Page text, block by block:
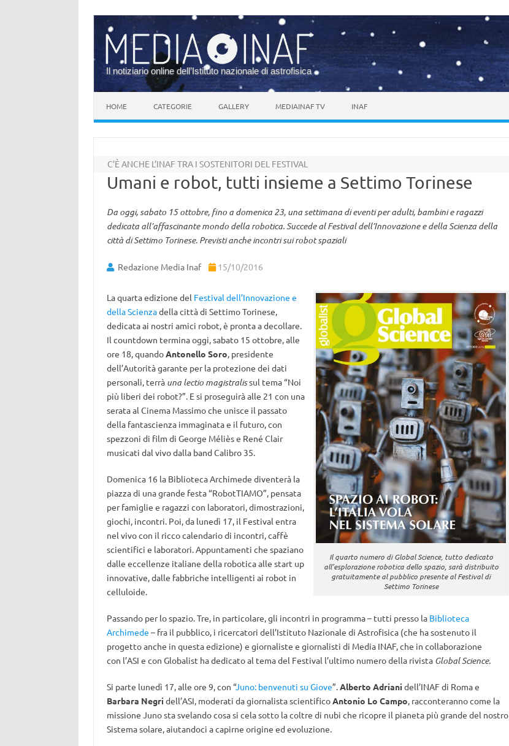
Il notiziario online dell’Istituto nazionale di astrofisica
HOME CATEGORIE GALLERY MEDIAINAF TV INAF
C’È ANCHE L’INAF TRA I SOSTENITORI DEL FESTIVAL
Umani e robot, tutti insieme a Settimo Torinese
Da oggi, sabato 15 ottobre, fino a domenica 23, una settimana di eventi per adulti, bambini e ragazzi
dedicata all’affascinante mondo della robotica. Succede al Festival dell’Innovazione e della Scienza della
città di Settimo Torinese. Previsti anche incontri sui robot spaziali
Redazione Media Inaf 15/10/2016
Il quarto numero di Global Science, tutto dedicato
all’esplorazione robotica dello spazio, sarà distribuito
gratuitamente al pubblico presente al Festival di
Settimo Torinese
La quarta edizione del Festival dell’Innovazione e
della Scienzadella città di Settimo Torinese,
dedicata ai nostri amici robot, è pronta a decollare.
Il countdown termina oggi, sabato 15 ottobre, alle
ore 18, quandoAntonello Soro, presidente
dell’Autorità garante per la protezione dei dati
personali, terrà una lectio magistralissul tema “Noi
più liberi dei robot?”. E si proseguirà alle 21 con una
serata al Cinema Massimo che unisce il passato
della fantascienza immaginata e il futuro, con
spezzoni di film di George Méliès e René Clair
musicati dal vivo dalla band Calibro 35.
Domenica 16 la Biblioteca Archimede diventerà la
piazza di una grande festa “RobotTIAMO”, pensata
per famiglie e ragazzi con laboratori, dimostrazioni,
giochi, incontri. Poi, da lunedì 17, il Festival entra
nel vivo con il ricco calendario di incontri, caffè
scientifici e laboratori. Appuntamenti che spaziano
dalle eccellenze italiane della robotica alle start up
innovative, dalle fabbriche intelligenti ai robot in
celluloide.
Passando per lo spazio. Tre, in particolare, gli incontri in programma – tutti presso la Biblioteca
Archimede – fra il pubblico, i ricercatori dell’Istituto Nazionale di Astrofisica (che ha sostenuto il
progetto anche in questa edizione) e giornaliste e giornalisti di Media INAF, che in collaborazione
con l’ASI e con Globalist ha dedicato al tema del Festival l’ultimo numero della rivista Global Science.
Si parte lunedì 17, alle ore 9, con “Juno: benvenuti su Giove”.Alberto Adriani dell’INAF di Roma e
Barbara Negri dell’ASI, moderati da giornalista scientificoAntonio Lo Campo, racconteranno come la
missione Juno sta svelando cosa si cela sotto la coltre di nubi che ricopre il pianeta più grande del nostro
Sistema solare, aiutandoci a capirne origine ed evoluzione.